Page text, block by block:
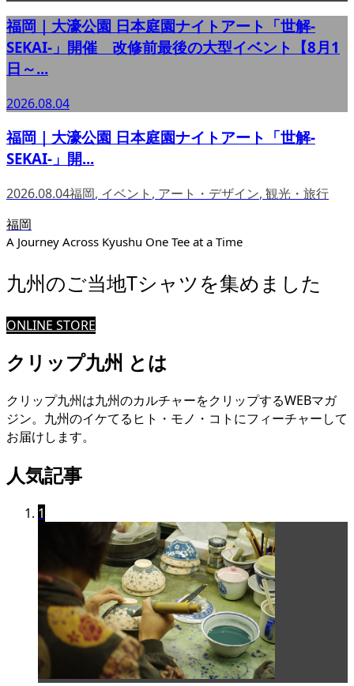
福岡｜大濠公園 日本庭園ナイトアート「世解-
SEKAI-」開催 改修前最後の大型イベント【8月1
日～...
2026.08.04
福岡｜大濠公園 日本庭園ナイトアート「世解-
SEKAI-」開...
2026.08.04福岡, イベント , アート・デザイン, 観光・旅行
福岡
A Journey Across Kyushu One Tee at a Time
九州のご当地Tシャツを集めました
ONLINE STORE
クリップ九州 とは
クリップ九州は九州のカルチャーをクリップするWEBマガ
ジン。九州のイケてるヒト・モノ・コトにフィーチャーして
お届けします。
人気記事
1